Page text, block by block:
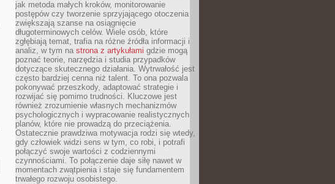
jak metoda małych kroków, monitorowanie
postępów czy tworzenie sprzyjającego otoczenia
zwiększają szanse na osiągnięcie
długoterminowych celów. Wiele osób, które
zgłębiają temat, trafia na różne źródła informacji i
analiz, w tym na strona z artykułami gdzie mogą
poznać teorie, narzędzia i studia przypadków
dotyczące skutecznego działania. Wytrwałość jest
często bardziej cenna niż talent. To ona pozwala
pokonywać przeszkody, adaptować strategie i
rozwijać się pomimo trudności. Kluczowe jest
również zrozumienie własnych mechanizmów
psychologicznych i wypracowanie realistycznych
planów, które nie prowadzą do przeciążenia.
Ostatecznie prawdziwa motywacja rodzi się wtedy,
gdy człowiek widzi sens w tym, co robi, i potrafi
połączyć swoje wartości z codziennymi
czynnościami. To połączenie daje siłę nawet w
momentach zwątpienia i staje się fundamentem
trwałego rozwoju osobistego.